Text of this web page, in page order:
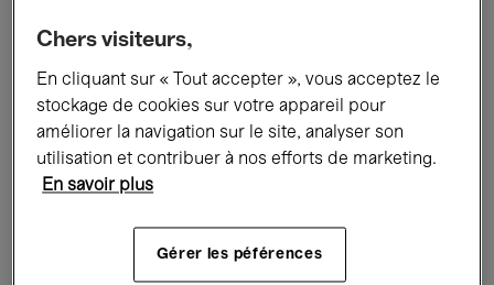
Tous les événements
Expositions Films Performances
Rencontres & Débats Jazz
Musique électronique
Chers visiteurs,
En cliquant sur « Tout accepter », vous acceptez le
stockage de cookies sur votre appareil pour
améliorer la navigation sur le site, analyser son
utilisation et contribuer à nos efforts de marketing.
En savoir plus
Gérer les péférences